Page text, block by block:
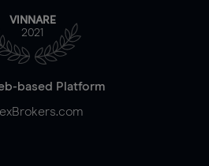
VINNARE
2021
based Platform